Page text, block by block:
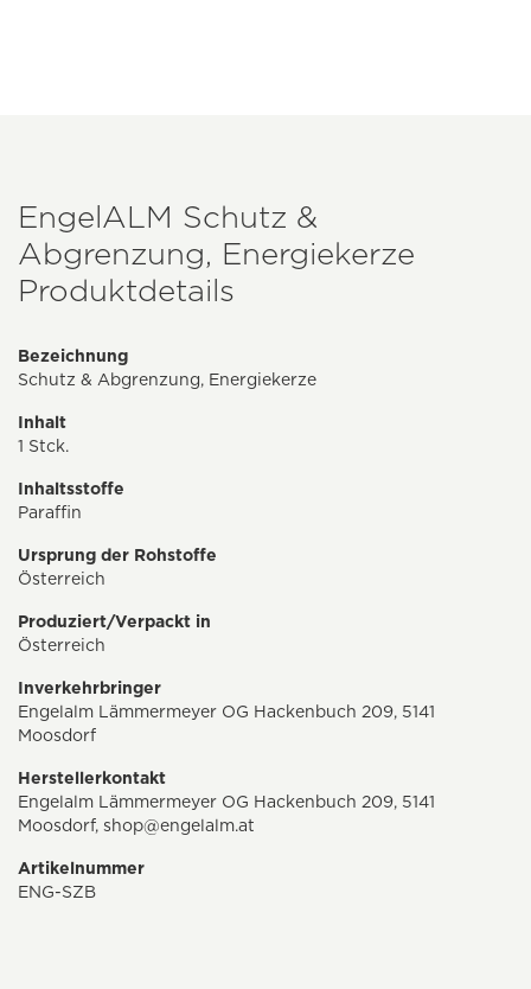
EngelALM Schutz &
Abgrenzung, Energiekerze
Produktdetails
Bezeichnung
Schutz & Abgrenzung, Energiekerze
Inhalt
1 Stck.
Inhaltsstoffe
Paraffin
Ursprung der Rohstoffe
Österreich
Produziert/Verpackt in
Österreich
Inverkehrbringer
Engelalm Lämmermeyer OG Hackenbuch 209, 5141
Moosdorf
Herstellerkontakt
Engelalm Lämmermeyer OG Hackenbuch 209, 5141
Moosdorf, shop@engelalm.at
Artikelnummer
ENG-SZB